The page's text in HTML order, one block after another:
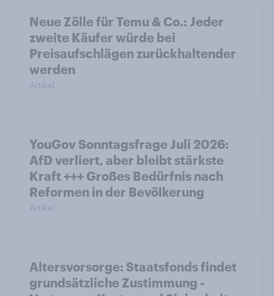
Neue Zölle für Temu & Co.: Jeder
zweite Käufer würde bei
Preisaufschlägen zurückhaltender
werden
Artikel
YouGov Sonntagsfrage Juli 2026:
AfD verliert, aber bleibt stärkste
Kraft +++ Großes Bedürfnis nach
Reformen in der Bevölkerung
Artikel
Altersvorsorge: Staatsfonds findet
grundsätzliche Zustimmung -